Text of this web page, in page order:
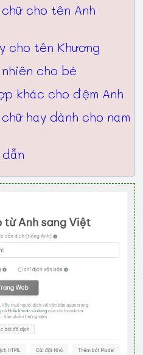
cho tên Anh
cho tên Khương
cho bé
khác cho đệm Anh
hay dành cho nam